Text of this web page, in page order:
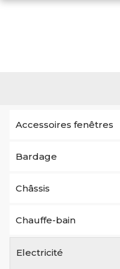
Accessoires fenêtres
Bardage
Châssis
Chauffe-bain
Electricité